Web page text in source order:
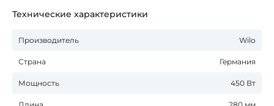
Технические характеристики
Производитель Wilo
Страна Германия
Мощность 450 Вт